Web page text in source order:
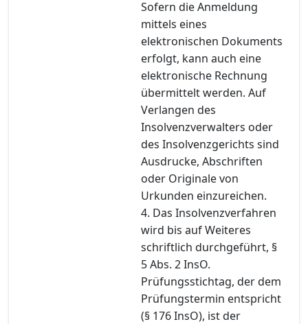
Sofern die Anmeldung
mittels eines
elektronischen Dokuments
erfolgt, kann auch eine
elektronische Rechnung
übermittelt werden. Auf
Verlangen des
Insolvenzverwalters oder
des Insolvenzgerichts sind
Ausdrucke, Abschriften
oder Originale von
Urkunden einzureichen.
4. Das Insolvenzverfahren
wird bis auf Weiteres
schriftlich durchgeführt, §
5 Abs. 2 InsO.
Prüfungsstichtag, der dem
Prüfungstermin entspricht
(§ 176 InsO), ist der